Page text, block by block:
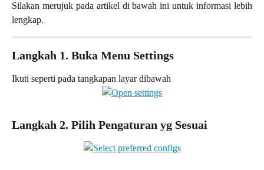
Silakan merujuk pada artikel di bawah ini untuk informasi lebih
lengkap.
Langkah 1. Buka Menu Settings
Ikuti seperti pada tangkapan layar dibawah
Langkah 2. Pilih Pengaturan yg Sesuai